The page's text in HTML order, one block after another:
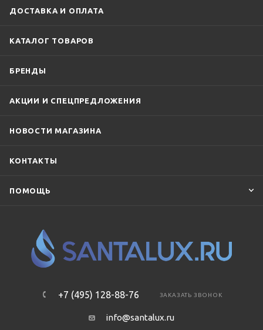
ДОСТАВКА И ОПЛАТА
КАТАЛОГ ТОВАРОВ
БРЕНДЫ
АКЦИИ И СПЕЦПРЕДЛОЖЕНИЯ
НОВОСТИ МАГАЗИНА
КОНТАКТЫ
ПОМОЩЬ
+7 (495) 128-88-76 ЗАКАЗАТЬ ЗВОНОК
info@santalux.ru